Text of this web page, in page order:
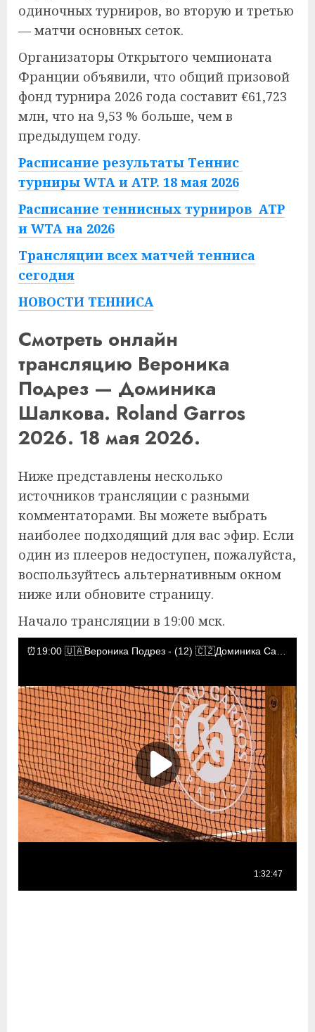
одиночных турниров, во вторую и третью
— матчи основных сеток.
Организаторы Открытого чемпионата
Франции объявили, что общий призовой
фонд турнира 2026 года составит €61,723
млн, что на 9,53 % больше, чем в
предыдущем году.
Расписание результаты Теннис
турниры WTA и ATP. 18 мая 2026
Расписание теннисных турниров ATP
и WTA на 2026
Трансляции всех матчей тенниса
сегодня
НОВОСТИ ТЕННИСА
Смотреть онлайн
трансляцию Вероника
Подрез — Доминика
Шалкова. Roland Garros
2026. 18 мая 2026.
Ниже представлены несколько
источников трансляции с разными
комментаторами. Вы можете выбрать
наиболее подходящий для вас эфир. Если
один из плееров недоступен, пожалуйста,
воспользуйтесь альтернативным окном
ниже или обновите страницу.
Начало трансляции в 19:00 мск.